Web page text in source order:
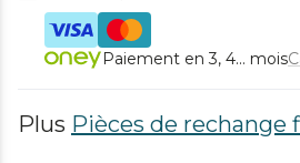
Paiement en 3, 4... mois
Plus Pièces de rechange